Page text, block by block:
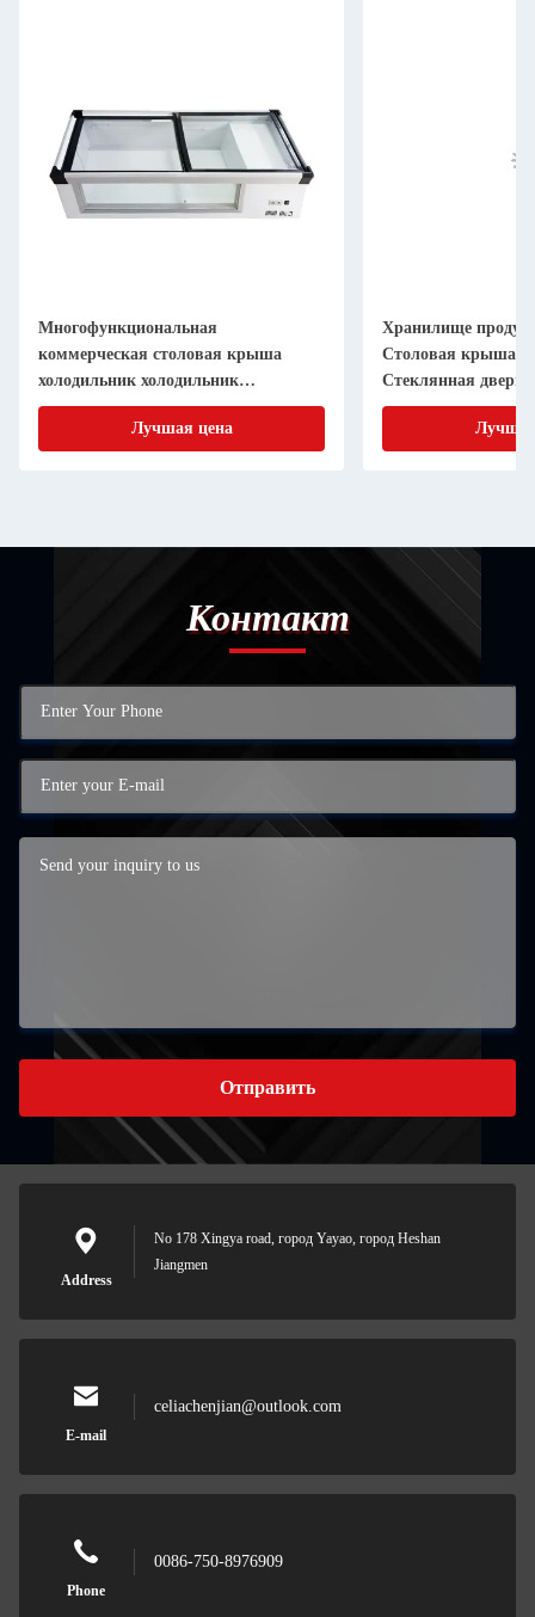
Многофункциональная
коммерческая столовая крыша
холодильник холодильник
стеклянная дверь витрина
Лучшая цена
Хранилище
Столовая крыша
Стеклянная дверь
В для прямого
Контакт
Отправить
Address
No 178 Xingya road, город Yayao, город Heshan
Jiangmen
E-mail
celiachenjian@outlook.com
Phone
0086-750-8976909